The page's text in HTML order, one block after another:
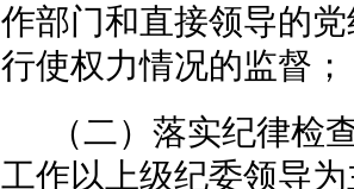
作部门和直接领导的
行使权力情况的监督；
（二）落实纪律检
工作以上级纪委领导